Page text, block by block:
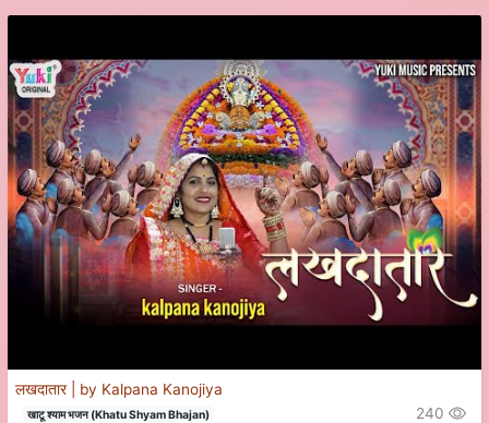
लखदातार | by Kalpana Kanojiya
खाटू श्याम भजन (Khatu Shyam Bhajan) 240